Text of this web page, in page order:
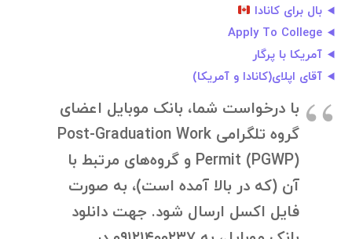
بال برای کانادا
Apply To College
آمریکا با پرگار
آقای اپلای(کانادا و آمریکا)
با درخواست شما، بانک موبایل اعضای
گروه تلگرامی Post-Graduation Work
Permit (PGWP) و گروه‌های مرتبط با
آن (که در بالا آمده است)، به صورت
فایل اکسل ارسال شود. جهت دانلود